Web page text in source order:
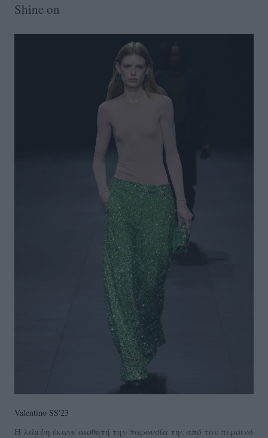
Shine on
Valentino SS'23
Η λάμψη έκανε αισθητή την παρουσία της από τον περσινό